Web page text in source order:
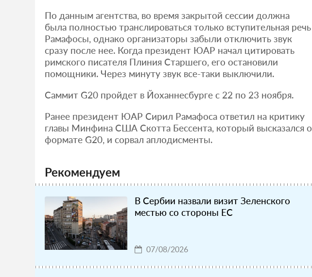
По данным агентства, во время закрытой сессии должна
была полностью транслироваться только вступительная речь
Рамафосы, однако организаторы забыли отключить звук
сразу после нее. Когда президент ЮАР начал цитировать
римского писателя Плиния Старшего, его остановили
помощники. Через минуту звук все-таки выключили.
Саммит G20 пройдет в Йоханнесбурге с 22 по 23 ноября.
Ранее президент ЮАР Сирил Рамафоса ответил на критику
главы Минфина США Скотта Бессента, который высказался о
формате G20, и сорвал аплодисменты.
Рекомендуем
В Сербии назвали визит Зеленского
местью со стороны ЕС
07/08/2026